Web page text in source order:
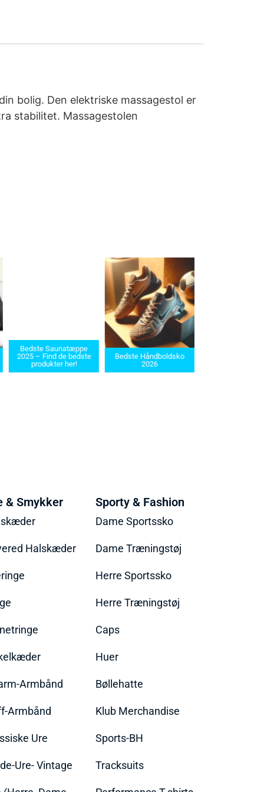
bolig. Den elektriske massagestol er
stabilitet. Massagestolen
Bedste Saunatæppe
2025 – Find de bedste
produkter her!
Bedste Håndboldsko
2026
& Smykker
Halskæder
Armbånd
Armbånd
Ure
Ure- Vintage
Sporty & Fashion
Dame Sportssko
Dame Træningstøj
Herre Sportssko
Herre Træningstøj
Caps
Huer
Bøllehatte
Klub Merchandise
Sports-BH
Tracksuits